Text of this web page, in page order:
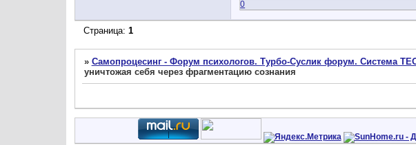
0
Страница: 1
» Самопроцесинг - Форум психологов. Турбо-Суслик форум. Система
уничтожая себя через фрагментацию сознания